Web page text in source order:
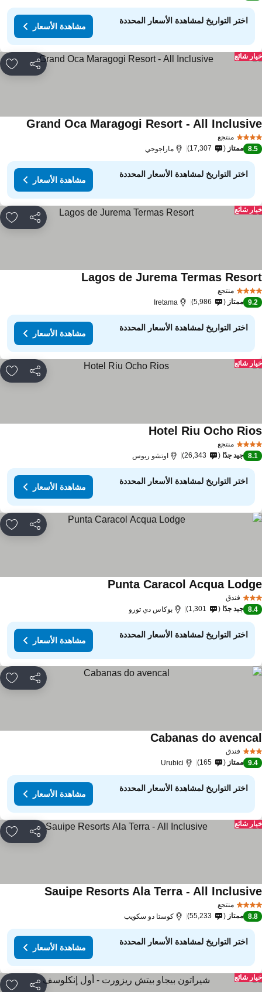
اختر التواريخ لمشاهدة الأسعار المحددة
مشاهدة الأسعار
مشاركة
شائع
منتجع
Grand Oca Maragogi Resort - All
8.5 ممتاز 17,307 ماراجوجي
اختر التواريخ لمشاهدة الأسعار المحددة
مشاهدة الأسعار
مشاركة
شائع
منتجع
Lagos de Jurema Termas
9.2 ممتاز 5,986
Iretama
اختر التواريخ لمشاهدة الأسعار المحددة
مشاهدة الأسعار
مشاركة
شائع
منتجع
Hotel Riu Ocho
8.1 جيد جدًا 26,343 اوتشو ريوس
اختر التواريخ لمشاهدة الأسعار المحددة
مشاهدة الأسعار
مشاركة
فندق
Punta Caracol Acqua
8.4 جيد جدًا 1,301 بوكاس دي تورو
اختر التواريخ لمشاهدة الأسعار المحددة
مشاهدة الأسعار
مشاركة
فندق
Cabanas do
9.4 ممتاز 165
Urubici
اختر التواريخ لمشاهدة الأسعار المحددة
مشاهدة الأسعار
مشاركة
شائع
منتجع
Sauipe Resorts Ala Terra - All
8.8 ممتاز 55,233 كوستا دو سكويب
اختر التواريخ لمشاهدة الأسعار المحددة
مشاهدة الأسعار
مشاركة
شائع